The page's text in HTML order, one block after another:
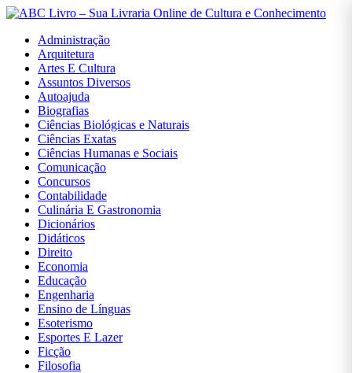
Administração
Arquitetura
Artes E Cultura
Assuntos Diversos
Autoajuda
Biografias
Ciências Biológicas e Naturais
Ciências Exatas
Ciências Humanas e Sociais
Comunicação
Concursos
Contabilidade
Culinária E Gastronomia
Dicionários
Didáticos
Direito
Economia
Educação
Engenharia
Ensino de Línguas
Esoterismo
Esportes E Lazer
Ficção
Filosofia
Entrar
Cadastrar
INÍCIO
ADMINISTRAÇÃO
ARQUITETURA
ARTES E
CULTURA
ASSUNTOS